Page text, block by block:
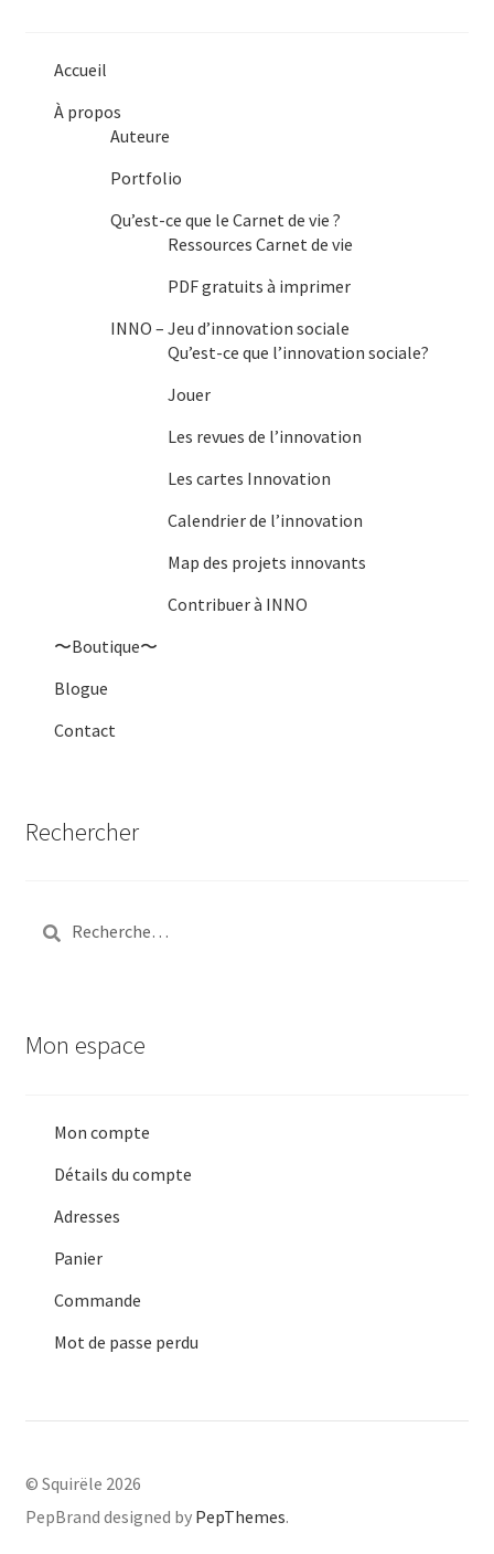
Accueil
À propos
Auteure
Portfolio
Qu’est-ce que le Carnet de vie ?
Ressources Carnet de vie
PDF gratuits à imprimer
INNO – Jeu d’innovation sociale
Qu’est-ce que l’innovation sociale?
Jouer
Les revues de l’innovation
Les cartes Innovation
Calendrier de l’innovation
Map des projets innovants
Contribuer à INNO
〜Boutique〜
Blogue
Contact
Rechercher
Rechercher :
Mon espace
Mon compte
Détails du compte
Adresses
Panier
Commande
Mot de passe perdu
© Squirële 2026
PepBrand designed by PepThemes.